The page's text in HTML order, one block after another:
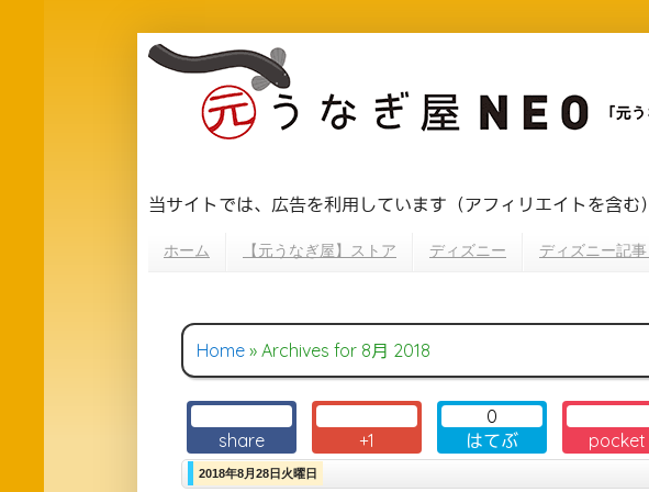
当サイトでは、広告を利用しています（アフィリエイトを含む）
ホーム 【元うなぎ屋】ストア ディズニー ディズニー記
Home » Archives for 8月 2018
share +1
0
はてぶ
pocket
2018年8月28日火曜日